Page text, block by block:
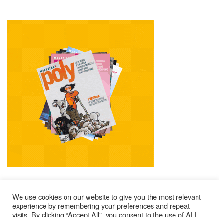
We use cookies on our website to give you the most relevant
experience by remembering your preferences and repeat
visits. By clicking “Accept All”, you consent to the use of ALL